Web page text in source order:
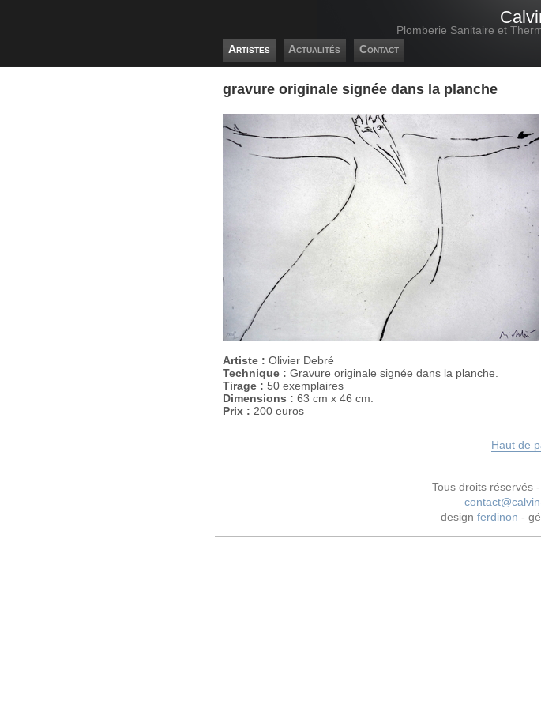
gravure originale signée dans la planche
Artiste : Olivier Debré
Technique : Gravure originale signée dans la planche.
Tirage : 50 exemplaires
Dimensions : 63 cm x 46 cm.
Prix : 200 euros
Haut de
Tous droits réservés
design ferdinon -
Plomberie Sanitaire et
Artistes
Actualités Contact